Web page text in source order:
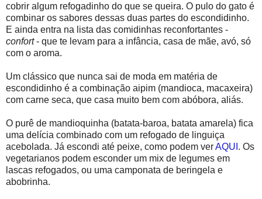
cobrir algum refogadinho do que se queira. O pulo do gato é
combinar os sabores dessas duas partes do escondidinho.
E ainda entra na lista das comidinhas reconfortantes -
confort- que te levam para a infância, casa de mãe, avó, só
com o aroma.
Um clássico que nunca sai de moda em matéria de
escondidinho é a combinação aipim (mandioca, macaxeira)
com carne seca, que casa muito bem com abóbora, aliás.
O purê de mandioquinha (batata-baroa, batata amarela) fica
uma delícia combinado com um refogado de linguiça
acebolada. Já escondi até peixe, como podem verAQUI . Os
vegetarianos podem esconder um mix de legumes em
lascas refogados, ou uma camponata de beringela e
abobrinha.